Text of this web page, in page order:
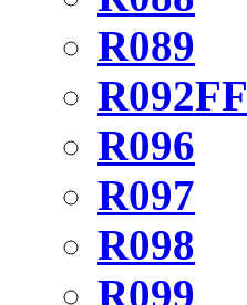
R089
R092FF
R096
R097
R098
R099